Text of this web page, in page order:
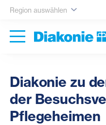
Region auswählen
Diakonie zu
der
Pflegeheimen